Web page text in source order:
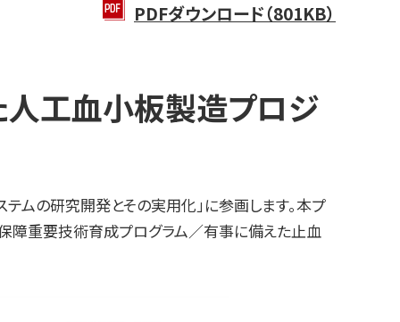
PDFダウンロード（801KB）
工血小板製造プロジ
ムの研究開発とその実用化」に参画します。本プ
障重要技術育成プログラム／有事に備えた止血